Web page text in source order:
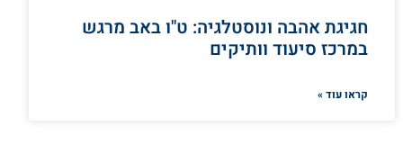
חגיגת אהבה ונוסטלגיה: ט"ו באב מרגש
במרכז סיעוד וותיקים
קראו עוד »